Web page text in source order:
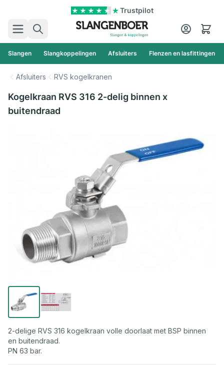
Trustpilot
Zoek
Cart
Slangen Slangkoppelingen Afsluiters Flenzen en lasfittingen
Afsluiters RVS kogelkranen
Kogelkraan RVS 316 2-delig binnen x
buitendraad
2-delige RVS 316 kogelkraan volle doorlaat met BSP binnen
en buitendraad.
PN 63 bar.